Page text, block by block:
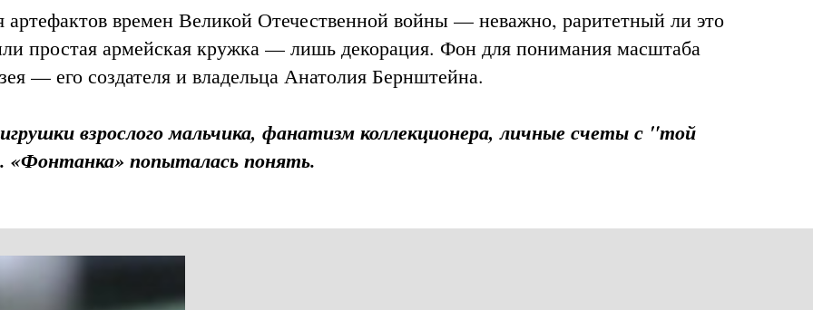
артефактов времен Великой Отечественной войны — неважно, раритетный ли это
простая армейская кружка — лишь декорация. Фон для понимания масштаба
— его создателя и владельца Анатолия Бернштейна.
взрослого мальчика, фанатизм коллекционера, личные счеты с "той
«Фонтанка» попыталась понять.